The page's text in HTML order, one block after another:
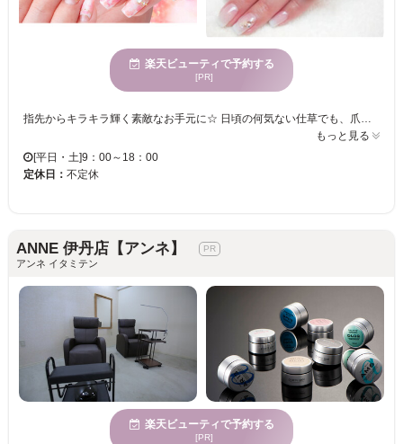
楽天ビューティで予約する
[PR]
もっと見る
[平日・土]9：00～18：00
定休日： 不定休
ANNE 伊丹店【アンネ】
アンネ イタミテン
楽天ビューティで予約する
[PR]